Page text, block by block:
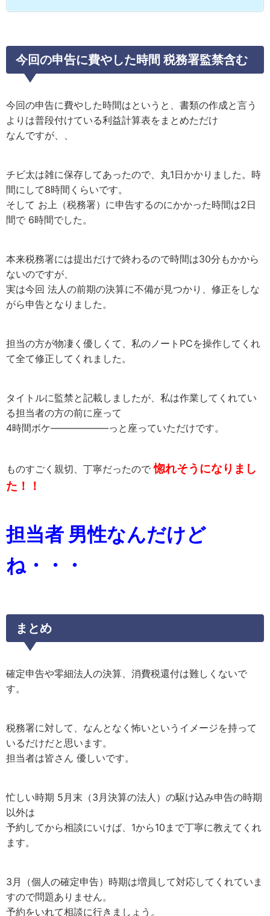
今回の申告に費やした時間 税務署監禁含む
今回の申告に費やした時間はというと、書類の作成と言う
よりは普段付けている利益計算表をまとめただけ
なんですが、、
チビ太は雑に保存してあったので、丸1日かかりました。時
間にして8時間くらいです。
そして お上（税務署）に申告するのにかかった時間は2日
間で 6時間でした。
本来税務署には提出だけで終わるので時間は30分もかから
ないのですが、
実は今回 法人の前期の決算に不備が見つかり、修正をしな
がら申告となりました。
担当の方が物凄く優しくて、私のノートPCを操作してくれ
て全て修正してくれました。
タイトルに監禁と記載しましたが、私は作業してくれてい
る担当者の方の前に座って
4時間ボケ――――――っと座っていただけです。
ものすごく親切、丁寧だったので惚れそうになりまし
た！！
担当者 男性なんだけど
ね・・・
まとめ
確定申告や零細法人の決算、消費税還付は難しくないで
す。
税務署に対して、なんとなく怖いというイメージを持って
いるだけだと思います。
担当者は皆さん 優しいです。
忙しい時期 5月末（3月決算の法人）の駆け込み申告の時期
以外は
予約してから相談にいけば、1から10まで丁寧に教えてくれ
ます。
3月（個人の確定申告）時期は増員して対応してくれていま
すので問題ありません。
予約をいれて相談に行きましょう。